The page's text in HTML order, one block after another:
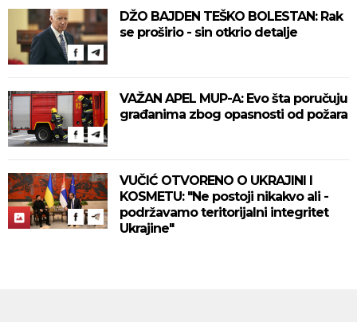
DŽO BAJDEN TEŠKO BOLESTAN: Rak
se proširio - sin otkrio detalje
VAŽAN APEL MUP-A: Evo šta poručuju
građanima zbog opasnosti od požara
VUČIĆ OTVORENO O UKRAJINI I
KOSMETU: "Ne postoji nikakvo ali -
podržavamo teritorijalni integritet
Ukrajine"